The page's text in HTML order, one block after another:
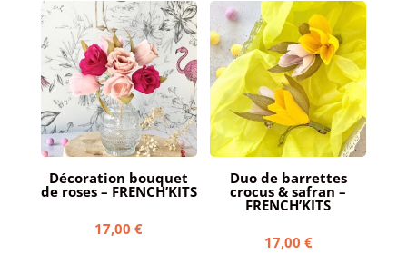
Décoration bouquet
de roses – FRENCH’KITS
17,00€
Duo de barrettes
crocus & safran –
FRENCH’KITS
17,00 €